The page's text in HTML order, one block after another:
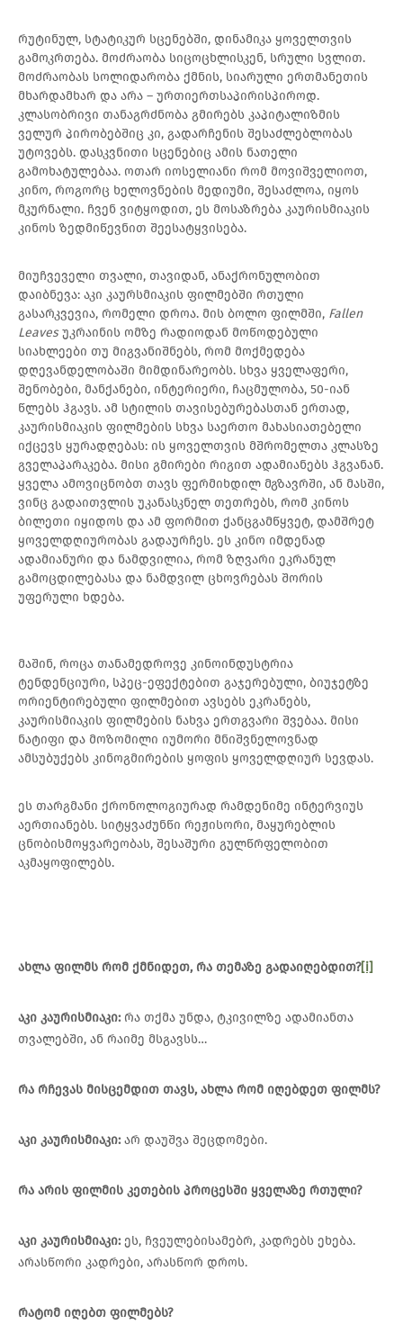
რუტინულ, სტატიკურ სცენებში, დინამიკა ყოველთვის
გამოკრთება. მოძრაობა სიცოცხლისკენ, სრული სვლით.
მოძრაობას სოლიდარობა ქმნის, სიარული ერთმანეთის
მხარდამხარ და არა – ურთიერთსაპირისპიროდ.
კლასობრივი თანაგრძნობა გმირებს კაპიტალიზმის
ველურ პირობებშიც კი, გადარჩენის შესაძლებლობას
უტოვებს. დასკვნითი სცენებიც ამის ნათელი
გამოხატულებაა. ოთარ იოსელიანი რომ მოვიშველიოთ,
კინო, როგორც ხელოვნების მედიუმი, შესაძლოა, იყოს
მკურნალი. ჩვენ ვიტყოდით, ეს მოსაზრება კაურისმიაკის
კინოს ზედმიწევნით შეესატყვისება.
მიუჩვეველი თვალი, თავიდან, ანაქრონულობით
დაიბნევა: აკი კაურსმიაკის ფილმებში რთული
გასარკვევია, რომელი დროა. მის ბოლო ფილმში, Fallen
Leavesუკრაინის ომზე რადიოდან მოწოდებული
სიახლეები თუ მიგვანიშნებს, რომ მოქმედება
დღევანდელობაში მიმდინარეობს. სხვა ყველაფერი,
შენობები, მანქანები, ინტერიერი, ჩაცმულობა, 50-იან
წლებს ჰგავს. ამ სტილის თავისებურებასთან ერთად,
კაურისმიაკის ფილმების სხვა საერთო მახასიათებელი
იქცევს ყურადღებას: ის ყოველთვის მშრომელთა კლასზე
გველაპარაკება. მისი გმირები რიგით ადამიანებს ჰგვანან.
ყველა ამოვიცნობთ თავს ფერმიხდილ მგზავრში, ან მასში,
ვინც გადაითვლის უკანასკნელ თეთრებს, რომ კინოს
ბილეთი იყიდოს და ამ ფორმით ქანცგამწყვეტ, დამშრეტ
ყოველდღიურობას გადაურჩეს. ეს კინო იმდენად
ადამიანური და ნამდვილია, რომ ზღვარი ეკრანულ
გამოცდილებასა და ნამდვილ ცხოვრებას შორის
უფერული ხდება.
მაშინ, როცა თანამედროვე კინოინდუსტრია
ტენდენციური, სპეც-ეფექტებით გაჯერებული, ბიუჯეტზე
ორიენტირებული ფილმებით ავსებს ეკრანებს,
კაურისმიაკის ფილმების ნახვა ერთგვარი შვებაა. მისი
ნატიფი და მოზომილი იუმორი მნიშვნელოვნად
ამსუბუქებს კინოგმირების ყოფის ყოველდღიურ სევდას.
ეს თარგმანი ქრონოლოგიურად რამდენიმე ინტერვიუს
აერთიანებს. სიტყვაძუნწი რეჟისორი, მაყურებლის
ცნობისმოყვარეობას, შესაშური გულწრფელობით
აკმაყოფილებს.
ახლა ფილმს რომ ქმნიდეთ, რა თემაზე გადაიღებდით?[i]
აკი კაურისმიაკი: რა თქმა უნდა, ტკივილზე ადამიანთა
თვალებში, ან რაიმე მსგავსს…
რა რჩევას მისცემდით თავს, ახლა რომ იღებდეთ ფილმს?
აკი კაურისმიაკი: არ დაუშვა შეცდომები.
რა არის ფილმის კეთების პროცესში ყველაზე რთული?
აკი კაურისმიაკი: ეს, ჩვეულებისამებრ, კადრებს ეხება.
არასწორი კადრები, არასწორ დროს.
რატომ იღებთ ფილმებს?